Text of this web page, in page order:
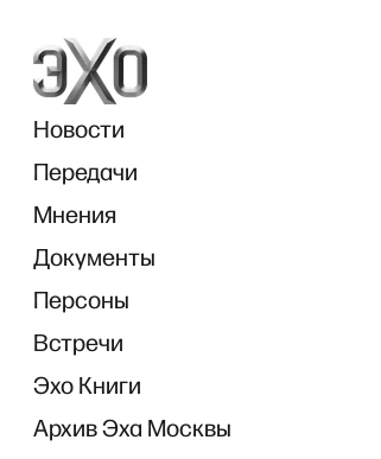
Новости
Передачи
Мнения
Документы
Персоны
Встречи
Эхо Книги
Архив Эха Москвы
Breakfast